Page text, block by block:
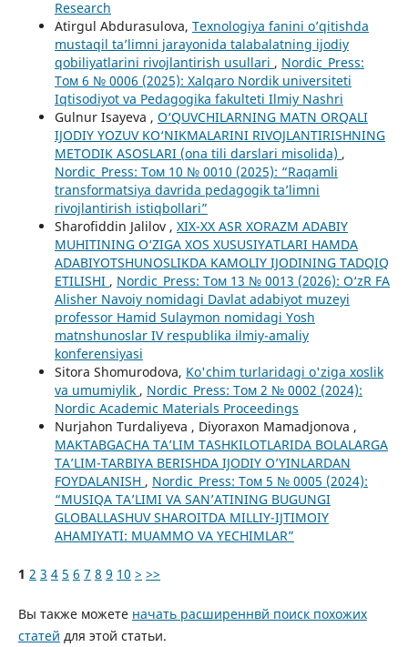
Research
Atirgul Abdurasulova, Texnologiya fanini o’qitishda
mustaqil ta’limni jarayonida talabalatning ijodiy
qobiliyatlarini rivojlantirish usullari , Nordic_Press:
Том 6 № 0006 (2025): Xalqaro Nordik universiteti
Iqtisodiyot va Pedagogika fakulteti Ilmiy Nashri
Gulnur Isayeva , O‘QUVCHILARNING MATN ORQALI
IJODIY YOZUV KO‘NIKMALARINI RIVOJLANTIRISHNING
METODIK ASOSLARI (ona tili darslari misolida) ,
Nordic_Press: Том 10 № 0010 (2025): “Raqamli
transformatsiya davrida pedagogik ta’limni
rivojlantirish istiqbollari”
Sharofiddin Jalilov , XIX-XX ASR XORAZM ADABIY
MUHITINING O‘ZIGA XOS XUSUSIYATLARI HAMDA
ADABIYOTSHUNOSLIKDA KAMOLIY IJODINING TADQIQ
ETILISHI , Nordic_Press: Том 13 № 0013 (2026): O‘zR FA
Alisher Navoiy nomidagi Davlat adabiyot muzeyi
professor Hamid Sulaymon nomidagi Yosh
matnshunoslar IV respublika ilmiy-amaliy
konferensiyasi
Sitora Shomurodova, Ko'chim turlaridagi o'ziga xoslik
va umumiylik , Nordic_Press: Том 2 № 0002 (2024):
Nordic Academic Materials Proceedings
Nurjahon Turdaliyeva , Diyoraxon Mamadjonova ,
MAKTABGACHA TA’LIM TASHKILOTLARIDA BOLALARGA
TA’LIM-TARBIYA BERISHDA IJODIY O’YINLARDAN
FOYDALANISH , Nordic_Press: Том 5 № 0005 (2024):
“MUSIQA TA’LIMI VA SAN’ATINING BUGUNGI
GLOBALLASHUV SHAROITDA MILLIY-IJTIMOIY
AHAMIYATI: MUAMMO VA YECHIMLAR”
1 2 3 4 5 6 7 8 9 10 > >>
Вы также можете начать расширеннвй поиск похожих
статей для этой статьи.